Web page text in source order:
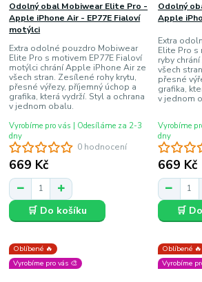
0 hodnocení
Odolný obal Mobiwear Elite Pro -
Apple iPhone Air - EP77E Fialoví
motýlci
Extra odolné pouzdro Mobiwear
Elite Pro s motivem EP77E Fialoví
motýlci chrání Apple iPhone Air ze
všech stran. Zesílené rohy krytu,
přesné výřezy, příjemný úchop a
grafika, která vydrží. Styl a ochrana
v jednom obalu.
669 Kč
Vyrobíme pro vás | Odesíláme za 2-3
dny
🛒 Do košíku
Odolný
Apple
Extra
Elite Pro s
ryby
všech
přesné
grafika,
v jednom
669 Kč
Vyrobíme
dny
🛒
Oblíbené 🔥
Vyrobíme pro vás 🎨
Oblíbené 🔥
Vyrobíme